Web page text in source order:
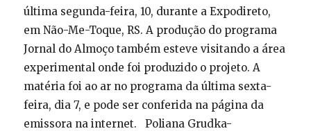
última segunda-feira, 10, durante a Expodireto,
em Não-Me-Toque, RS. A produção do programa
Jornal do Almoço também esteve visitando a área
experimental onde foi produzido o projeto. A
matéria foi ao ar no programa da última sexta-
feira, dia 7, e pode ser conferida na página da
emissora na internet. Poliana Grudka-